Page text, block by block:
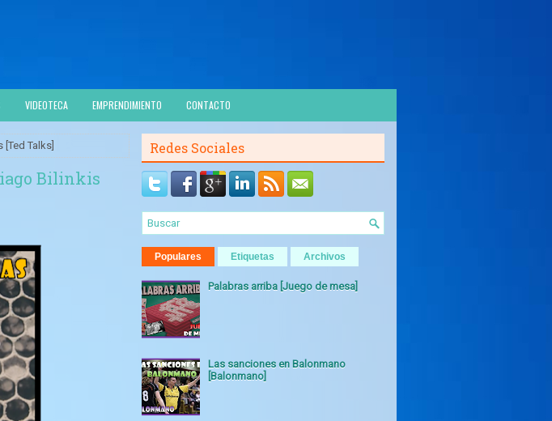
VIDEOTECA EMPRENDIMIENTO CONTACTO
Talks]
Bilinkis
Redes Sociales
Populares Etiquetas Archivos
Palabras arriba [Juego de mesa]
Las sanciones en Balonmano
[Balonmano]